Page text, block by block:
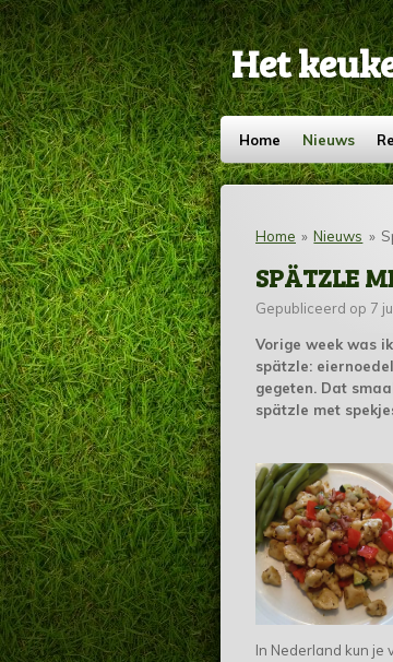
Ga
direct
naar
de
hoofdinhoud
Het
Home Nieuws
Home » Nieuws »
SPÄTZLE
Gepubliceerd op 7
Vorige week was
spätzle:
gegeten. Dat
spätzle met
In Nederland kun je